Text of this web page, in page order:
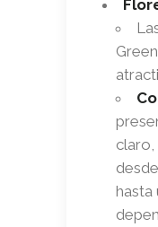
claro,
hasta